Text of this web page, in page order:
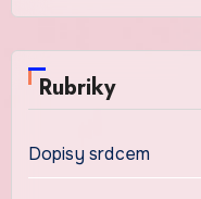
Rubriky
Dopisy srdcem